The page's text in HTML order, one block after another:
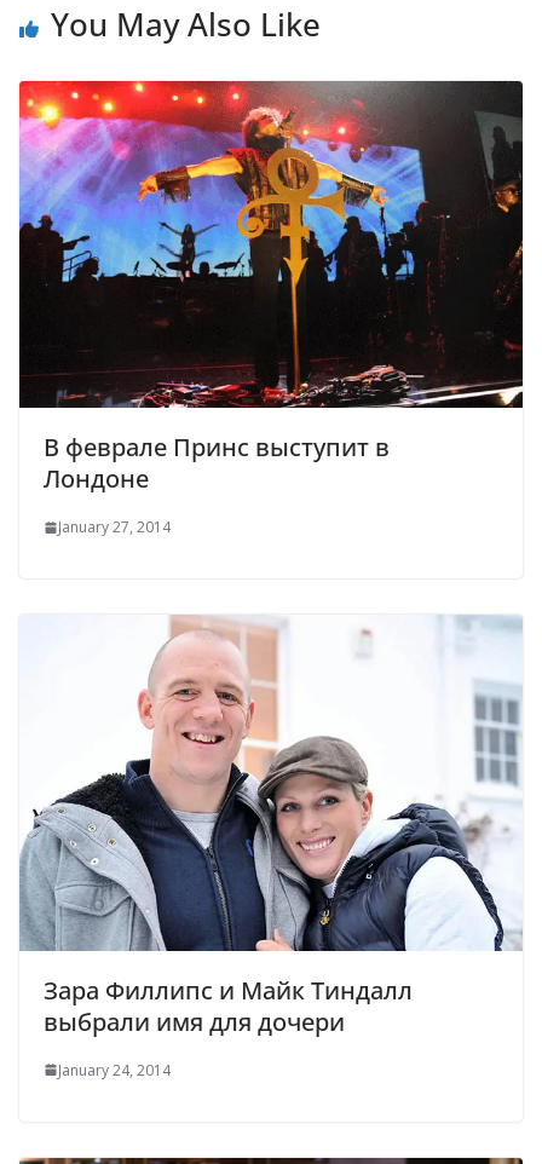
You May Also Like
В феврале Принс выступит в
Лондоне
January 27, 2014
Зара Филлипс и Майк Тиндалл
выбрали имя для дочери
January 24, 2014